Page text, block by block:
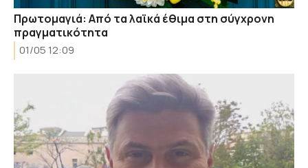
Πρωτομαγιά: Από τα λαϊκά έθιμα στη σύγχρονη
πραγματικότητα
01/05 12:09